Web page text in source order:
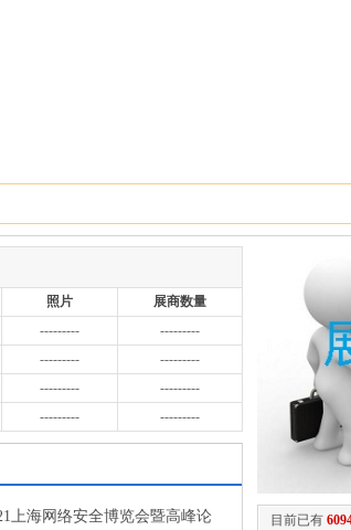
照片
展商数量
---------
---------
---------
---------
---------
---------
--------- ---------
上海网络安全博览会暨高峰论
目前已有